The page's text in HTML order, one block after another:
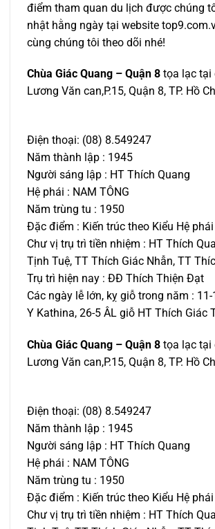
điểm tham quan du lịch được chúng
nhật hằng ngày tại website
cùng chúng tôi theo dõi nhé!
Chùa Giác Quang – Quận 8 tọa lạc tại
Lương Văn can,P.15, Quận 8, TP. Hồ
Điện thoại: (08) 8.549247
Năm thành lập : 1945
Người sáng lập : HT Thích Quang
Hệ phái : NAM TÔNG
Năm trùng tu : 1950
Đặc điểm : Kiến trúc theo Kiểu Hệ
Chư vị trụ trì tiền nhiệm : HT Thích
Tịnh Tuệ, TT Thích Giác Nhẫn, TT
Trụ trì hiện nay : ĐĐ Thích Thiện Đạt
Các ngày lễ lớn, kỵ giỗ trong năm :
Y Kathina, 26-5 ÂL giỗ HT Thích Giác
Chùa Giác Quang – Quận 8 tọa lạc tại
Lương Văn can,P.15, Quận 8, TP. Hồ
Điện thoại: (08) 8.549247
Năm thành lập : 1945
Người sáng lập : HT Thích Quang
Hệ phái : NAM TÔNG
Năm trùng tu : 1950
Đặc điểm : Kiến trúc theo Kiểu Hệ
Chư vị trụ trì tiền nhiệm : HT Thích